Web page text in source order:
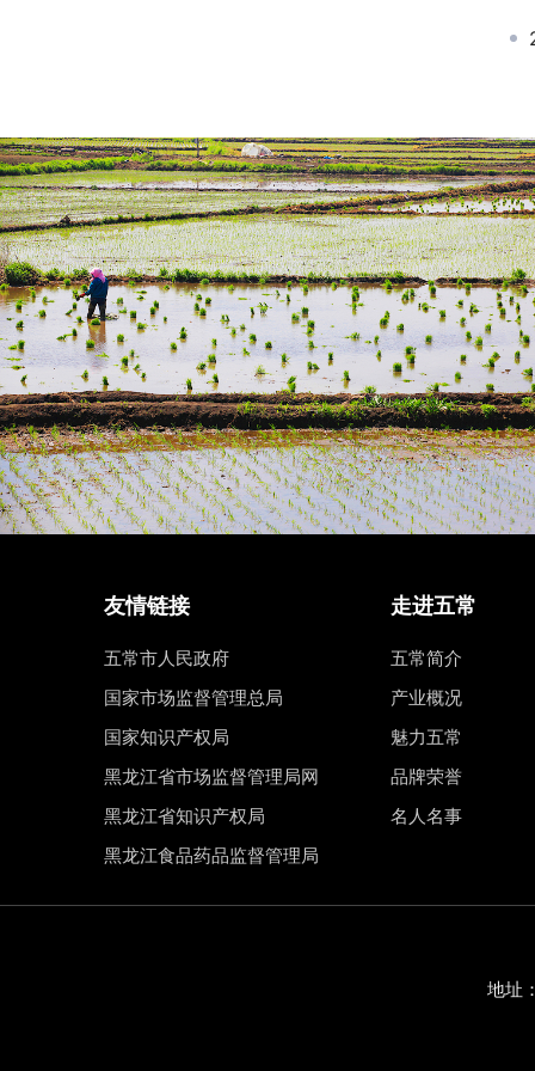
友情链接
五常市人民政府
国家市场监督管理总局
国家知识产权局
黑龙江省市场监督管理局网
黑龙江省知识产权局
黑龙江食品药品监督管理局
走进五常
五常简介
产业概况
魅力五常
品牌荣誉
名人名事
地址